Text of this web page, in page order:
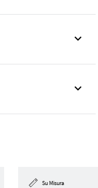
Su Misura